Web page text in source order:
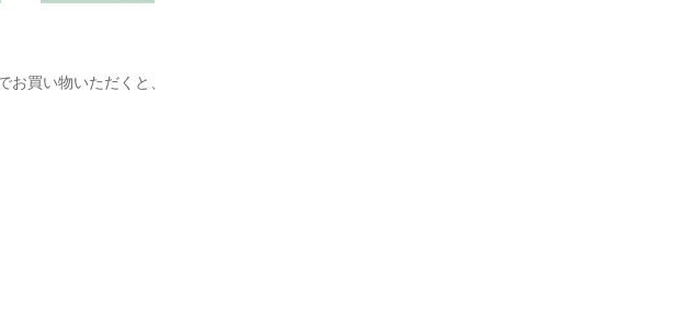
お買い物いただくと、